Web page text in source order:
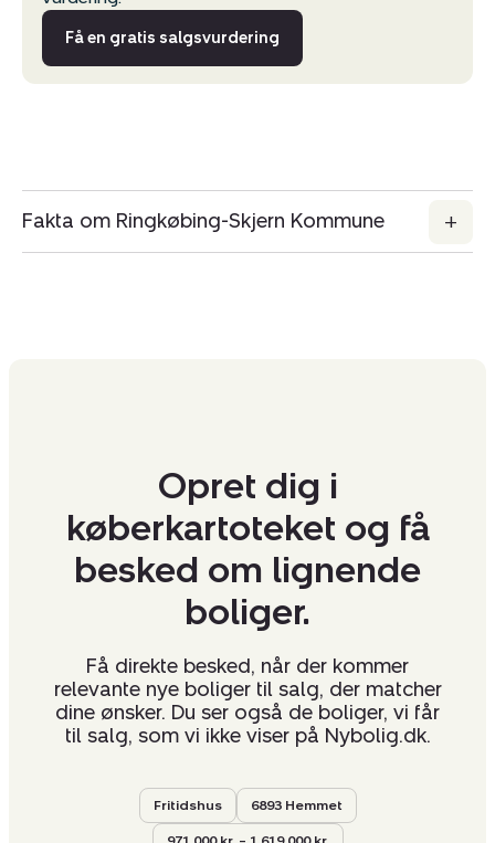
Få en gratis salgsvurdering
Fakta om Ringkøbing-Skjern Kommune
Opret dig i
køberkartoteket og få
besked om lignende
boliger.
Få direkte besked, når der kommer
relevante nye boliger til salg, der matcher
dine ønsker. Du ser også de boliger, vi får
til salg, som vi ikke viser på Nybolig.dk.
Fritidshus 6893 Hemmet